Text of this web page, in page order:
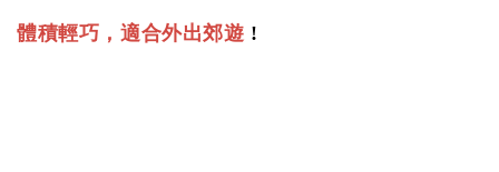
體積輕巧，適合外出郊遊 !